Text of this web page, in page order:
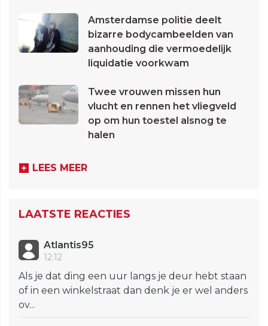
Amsterdamse politie deelt
bizarre bodycambeelden van
aanhouding die vermoedelijk
liquidatie voorkwam
Twee vrouwen missen hun
vlucht en rennen het vliegveld
op om hun toestel alsnog te
halen
LEES MEER
LAATSTE REACTIES
Atlantis95
12:12
Als je dat ding een uur langs je deur hebt staan
of in een winkelstraat dan denk je er wel anders
ov...